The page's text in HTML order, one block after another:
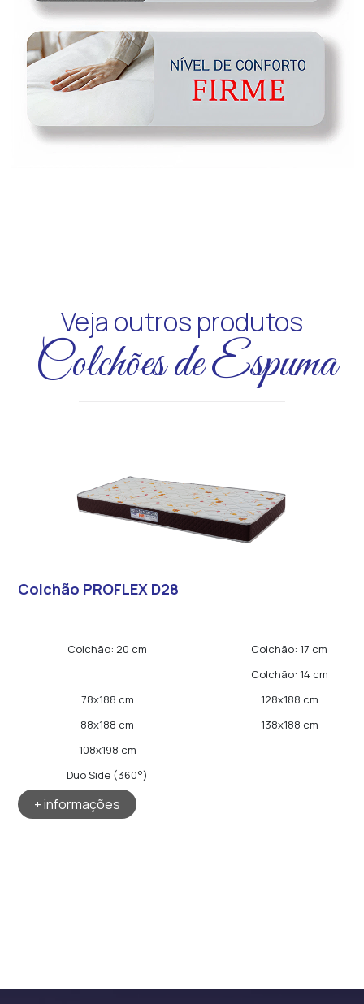
Veja outros produtos
Colchões de Espuma
Colchão PROFLEX D28
Colchão: 20 cm
Colchão: 17 cm
Colchão: 14 cm
78x188 cm
128x188 cm
88x188 cm
138x188 cm
108x198 cm
Duo Side (360°)
+ informações